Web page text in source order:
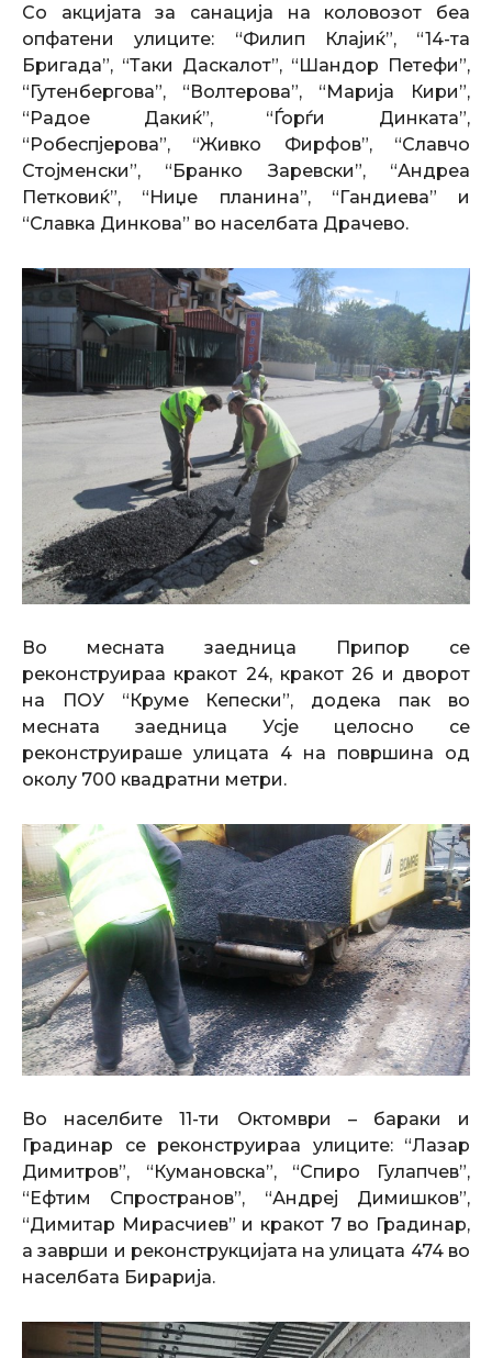
Со акцијата за санација на коловозот беа
опфатени улиците: “Филип Клајиќ”, “14-та
Бригада”, “Таки Даскалот”, “Шандор Петефи”,
“Гутенбергова”, “Волтерова”, “Марија Кири”,
“Радое Дакиќ”, “Ѓорѓи Динката”,
“Робеспјерова”, “Живко Фирфов”, “Славчо
Стојменски”, “Бранко Заревски”, “Андреа
Петковиќ”, “Ниџе планина”, “Гандиева” и
“Славка Динкова” во населбата Драчево.
Во месната заедница Припор се
реконструираа кракот 24, кракот 26 и дворот
на ПОУ “Круме Кепески”, додека пак во
месната заедница Усје целосно се
реконструираше улицата 4 на површина од
околу 700 квадратни метри.
Во населбите 11-ти Октомври – бараки и
Градинар се реконструираа улиците: “Лазар
Димитров”, “Кумановска”, “Спиро Гулапчев”,
“Ефтим Спространов”, “Андреј Димишков”,
“Димитар Мирасчиев” и кракот 7 во Градинар,
а заврши и реконструкцијата на улицата 474 во
населбата Бирарија.